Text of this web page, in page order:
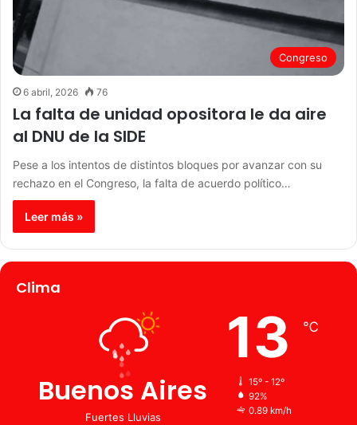
Congreso
6 abril, 2026 76
La falta de unidad opositora le da aire
al DNU de la SIDE
Pese a los intentos de distintos bloques por avanzar con su
rechazo en el Congreso, la falta de acuerdo político…
Leer más »
Clima
Buenos Aires
Fuertes Lluvias
13 ℃
15º - 12º
92%
0.89 km/h